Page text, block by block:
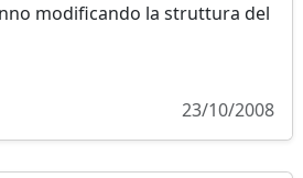
modificando la struttura del
23/10/2008